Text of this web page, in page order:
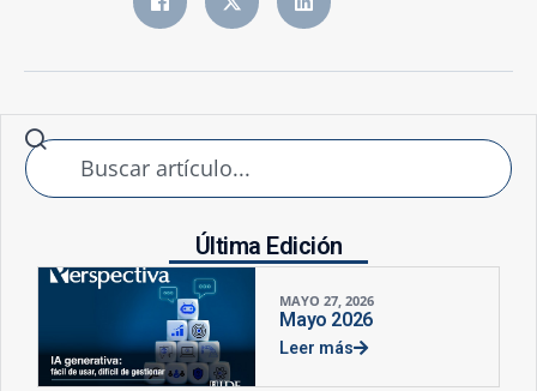
Última Edición
MAYO 27, 2026
Mayo 2026
Leer más